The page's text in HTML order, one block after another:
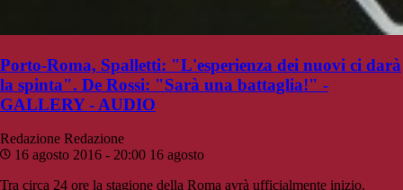
Porto-Roma, Spalletti: "L'esperienza dei nuovi ci darà
la spinta". De Rossi: "Sarà una battaglia!" -
GALLERY - AUDIO
Redazione Redazione
16 agosto 2016 - 20:00 16 agosto
Tra circa 24 ore la stagione della Roma avrà ufficialmente inizio.